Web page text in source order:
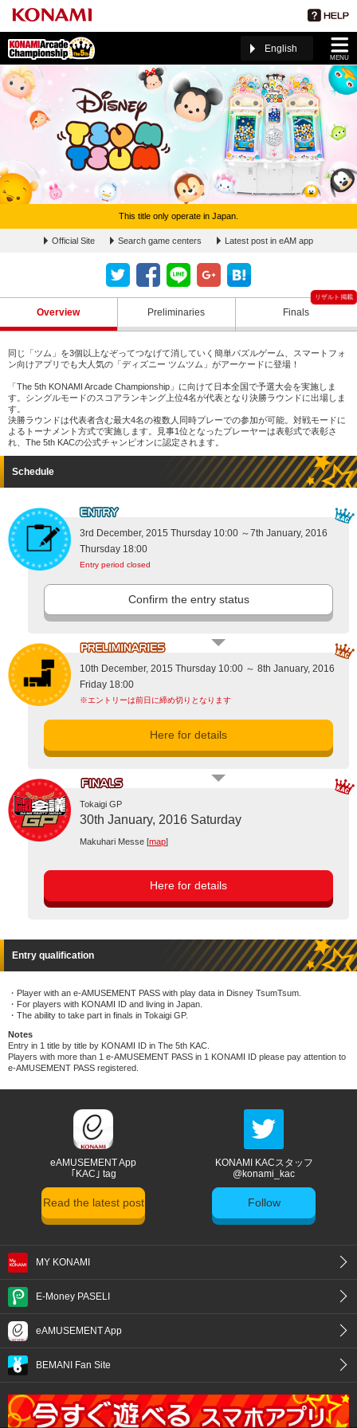
MENU
English
ディズニー ツムツム ページ(The 5th KAC)
This title only operate in Japan.
Official Site Search game centers Latest post in eAM app
Overview Preliminaries Finals
同じ「ツム」を3個以上なぞってつなげて消していく簡単パズルゲーム、スマートフォ
ン向けアプリでも大人気の「ディズニー ツムツム」がアーケードに登場！
「The 5th KONAMI Arcade Championship」に向けて日本全国で予選大会を実施しま
す。シングルモードのスコアランキング上位4名が代表となり決勝ラウンドに出場しま
す。
決勝ラウンドは代表者含む最大4名の複数人同時プレーでの参加が可能。対戦モードに
よるトーナメント方式で実施します。見事1位となったプレーヤーは表彰式で表彰さ
れ、The 5th KACの公式チャンピオンに認定されます。
Schedule
3rd December, 2015 Thursday 10:00 ～7th January, 2016
Thursday 18:00
Entry period closed
Confirm the entry status
10th December, 2015 Thursday 10:00 ～ 8th January, 2016
Friday 18:00
※エントリーは前日に締め切りとなります
Here for details
Tokaigi GP
30th January, 2016 Saturday
Makuhari Messe [map]
Here for details
Entry qualification
Player with an e-AMUSEMENT PASS with play data in Disney TsumTsum.
For players with KONAMI ID and living in Japan.
The ability to take part in finals in Tokaigi GP.
Notes
Entry in 1 title by title by KONAMI ID in The 5th KAC.
Players with more than 1 e-AMUSEMENT PASS in 1 KONAMI ID please pay attention to
e-AMUSEMENT PASS registered.
eAMUSEMENT App
｢KAC｣ tag
Read the latest post
KONAMI KACスタッフ
@konami_kac
Follow
MY KONAMI
E-Money PASELI
eAMUSEMENT App
BEMANI Fan Site